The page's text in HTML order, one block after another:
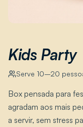
Kids Party
Serve 10–20
Box pensada para
agradam aos mais
a servir, sem stress